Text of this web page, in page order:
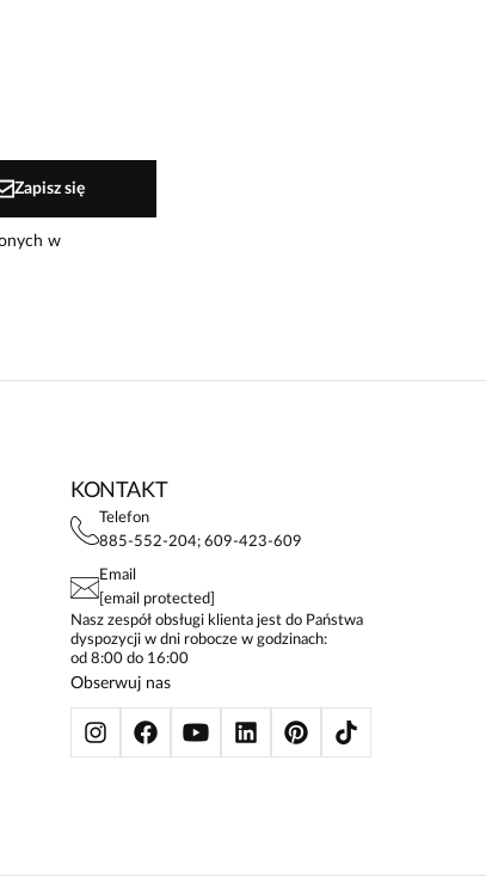
Zapisz się
w
KONTAKT
Telefon
885-552-204; 609-423-609
Email
[email protected]
Nasz zespół obsługi klienta jest do Państwa
dyspozycji w dni robocze w godzinach:
od 8:00 do 16:00
Obserwuj nas